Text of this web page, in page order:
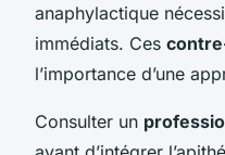
anaphylactique
immédiats. Ces
l’importance d’une
Consulter un